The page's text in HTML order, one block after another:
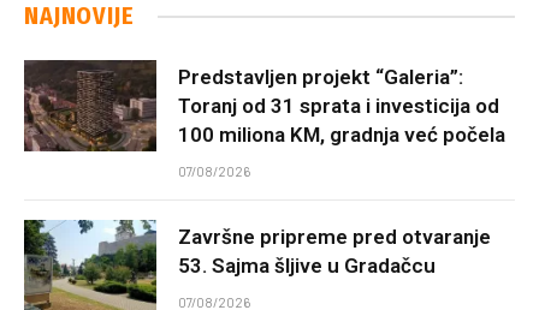
NAJNOVIJE
Predstavljen projekt “Galeria”:
Toranj od 31 sprata i investicija od
100 miliona KM, gradnja već počela
07/08/2026
Završne pripreme pred otvaranje
53. Sajma šljive u Gradačcu
07/08/2026